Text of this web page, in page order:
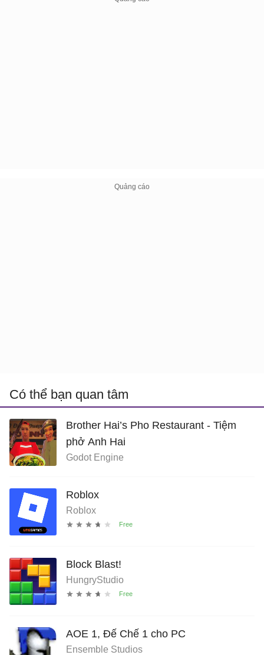
Có thể bạn quan tâm
Brother Hai’s Pho Restaurant - Tiệm
phở Anh Hai
Godot Engine
Roblox
Roblox
Block Blast!
HungryStudio
AOE 1, Đế Chế 1 cho PC
Ensemble Studios